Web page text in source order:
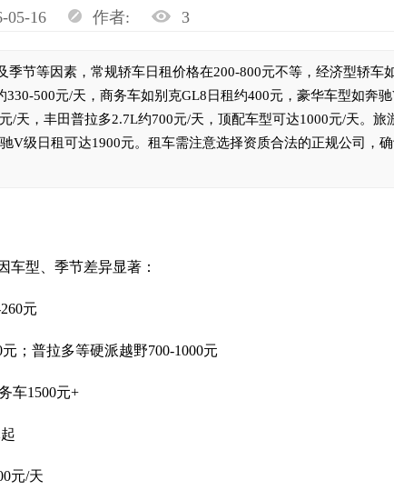
05-16 作者: 3
节等因素，常规轿车日租价格在200-800元不等，经济型轿车
500元/天，商务车如别克GL8日租约400元，豪华车型如奔
/天，丰田普拉多2.7L约700元/天，顶配车型可达1000元/天。旅
V级日租可达1900元。租车需注意选择资质合法的正规公司，
型、季节差异显著：
元
；普拉多等硬派越野700-1000元
车1500元+
元/天